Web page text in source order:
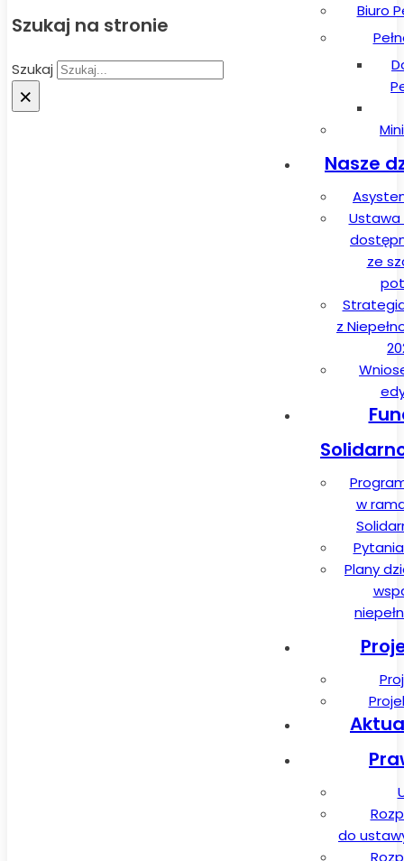
Szukaj na stronie
Szukaj
×
Biuro
Nasze
Ustawa
ze
z
w
Plany
do